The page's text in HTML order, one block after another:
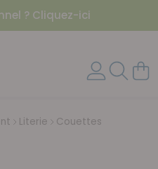
? Cliquez-ici
Literie Couettes